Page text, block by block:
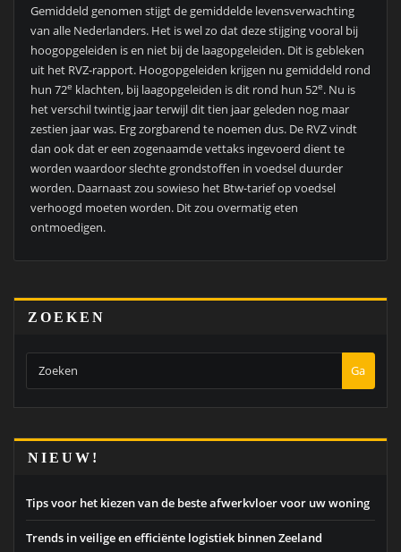
Gemiddeld genomen stijgt de gemiddelde levensverwachting
van alle Nederlanders. Het is wel zo dat deze stijging vooral bij
hoogopgeleiden is en niet bij de laagopgeleiden. Dit is gebleken
uit het RVZ-rapport. Hoogopgeleiden krijgen nu gemiddeld rond
hun 72e klachten, bij laagopgeleiden is dit rond hun 52e. Nu is
het verschil twintig jaar terwijl dit tien jaar geleden nog maar
zestien jaar was. Erg zorgbarend te noemen dus. De RVZ vindt
dan ook dat er een zogenaamde vettaks ingevoerd dient te
worden waardoor slechte grondstoffen in voedsel duurder
worden. Daarnaast zou sowieso het Btw-tarief op voedsel
verhoogd moeten worden. Dit zou overmatig eten
ontmoedigen.
ZOEKEN
Ga
NIEUW!
Tips voor het kiezen van de beste afwerkvloer voor uw woning
Trends in veilige en efficiënte logistiek binnen Zeeland